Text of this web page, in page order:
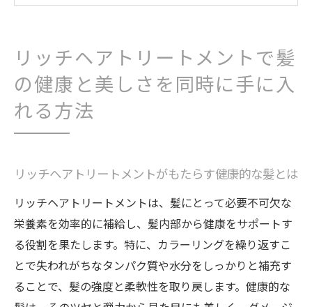
洗い方
環境に優しいリッチヘアトリートメントの
選び方
自宅で簡単にできるリッチヘアトリートメ
ヘアカラーの持ちを良くするためのトリートメ
ントの選び方
ヘアカラーの持ちを良くするための成分
カラー後の髪に最適なトリートメントの選
び方
色落ちを防ぐためのトリートメントケア
リッチヘアトリートメントで髪
の健康と美しさを同時に手に入
れる方法
リッチヘアトリートメントがもたらす健康的な髪とは
リッチヘアトリートメントは、髪にとって必要不可欠な
栄養素を効率的に補給し、髪内部から健康をサポートす
る役割を果たします。特に、カラーリングを繰り返すこ
とで失われがちなタンパク質や水分をしっかりと補充す
ることで、髪の強度と柔軟性を取り戻します。健康的な